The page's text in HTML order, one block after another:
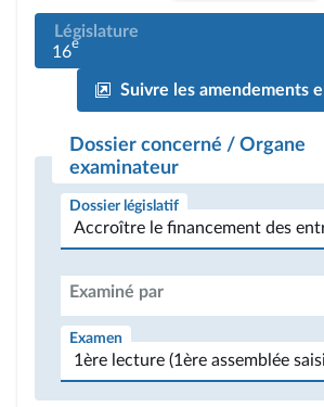
Législature
16e
Suivre les amendements
Dossier concerné / Organe
examinateur
Dossier législatif
Examiné par
Examen